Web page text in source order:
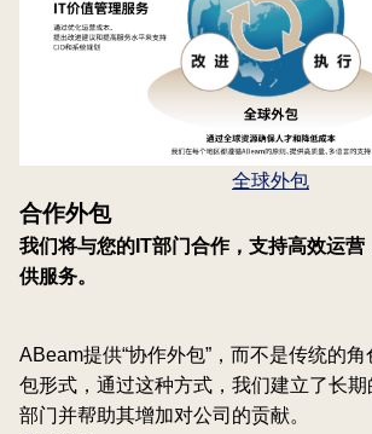
全球外包
合作外包
我们将与您的IT部门合作，支持高效运营
供服务。
ABeam提供“协作外包”，而不是传统的
包形式，通过这种方式，我们建立了长
部门并帮助其增加对公司的贡献。